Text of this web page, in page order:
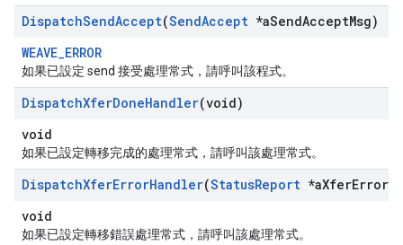
DispatchSendAccept(SendAccept *aSendAcceptMsg)
WEAVE_ERROR
如果已設定 send 接受處理常式，請呼叫該程式。
DispatchXferDoneHandler(void)
void
如果已設定轉移完成的處理常式，請呼叫該處理常式。
DispatchXferErrorHandler(StatusReport *aXferError)
void
如果已設定轉移錯誤處理常式，請呼叫該處理常式。